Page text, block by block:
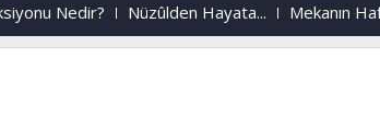
Nüzûlden Hayata... Mekanın Hafızası...